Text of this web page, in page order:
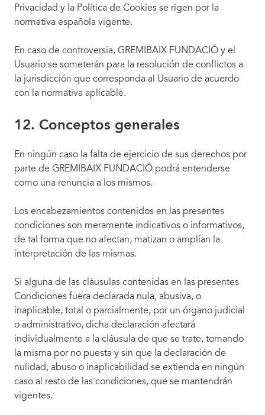
Privacidad y la Política de Cookies se rigen por la
normativa española vigente.
En caso de controversia, GREMIBAIX FUNDACIÓ y el
Usuario se someterán para la resolución de conflictos a
la jurisdicción que corresponda al Usuario de acuerdo
con la normativa aplicable.
12. Conceptos generales
En ningún caso la falta de ejercicio de sus derechos por
parte de GREMIBAIX FUNDACIÓ podrá entenderse
como una renuncia a los mismos.
Los encabezamientos contenidos en las presentes
condiciones son meramente indicativos o informativos,
de tal forma que no afectan, matizan o amplían la
interpretación de las mismas.
Si alguna de las cláusulas contenidas en las presentes
Condiciones fuera declarada nula, abusiva, o
inaplicable, total o parcialmente, por un órgano judicial
o administrativo, dicha declaración afectará
individualmente a la cláusula de que se trate, tomando
la misma por no puesta y sin que la declaración de
nulidad, abuso o inaplicabilidad se extienda en ningún
caso al resto de las condiciones, que se mantendrán
vigentes.